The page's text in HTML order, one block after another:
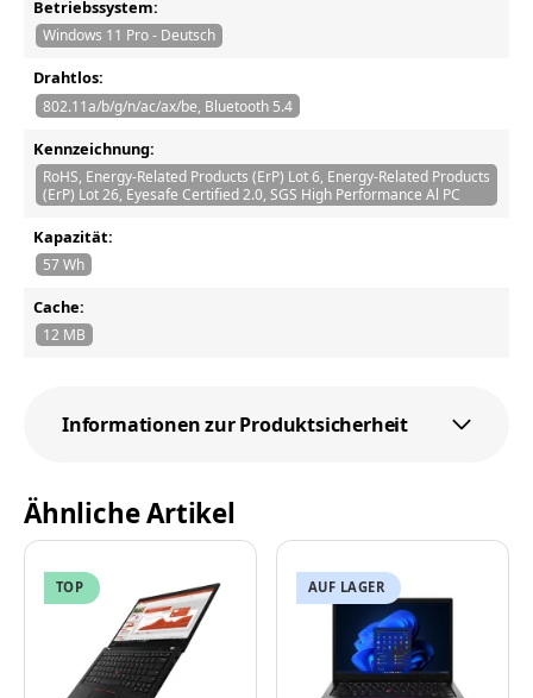
Betriebssystem:
Windows 11 Pro - Deutsch
Drahtlos:
802.11a/b/g/n/ac/ax/be, Bluetooth 5.4
Kennzeichnung:
RoHS, Energy-Related Products (ErP) Lot 6, Energy-Related Products
(ErP) Lot 26, Eyesafe Certified 2.0, SGS High Performance Al PC
Kapazität:
57 Wh
Cache:
12 MB
Informationen zur Produktsicherheit
Ähnliche Artikel
TOP AUF LAGER